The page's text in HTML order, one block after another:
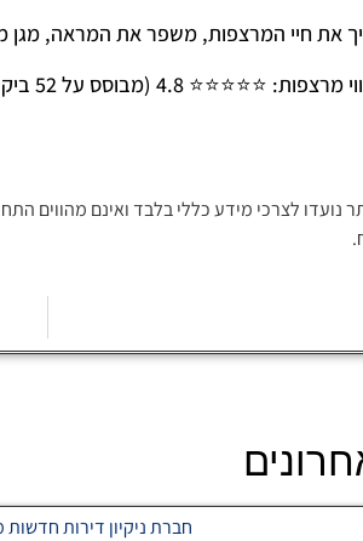
את חיי המרצפות, משפר את המראה, מגן
4.8 (מבוסס על 52 ביקורות)
נועדו לצרכי מידע כללי בלבד ואינם מהווים
חברת ניקיון דירות חדשות